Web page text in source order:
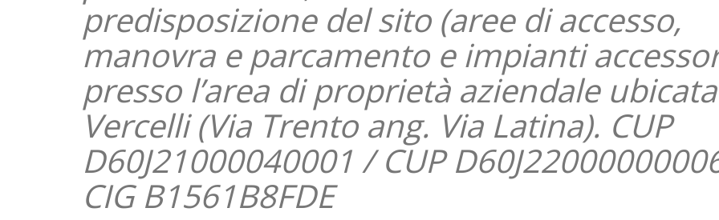
predisposizione del sito (aree di accesso,
manovra e parcamento e impianti
presso l’area di proprietà aziendale
Vercelli (Via Trento ang. Via Latina). CUP
D60J21000040001 / CUP
CIG B1561B8FDE